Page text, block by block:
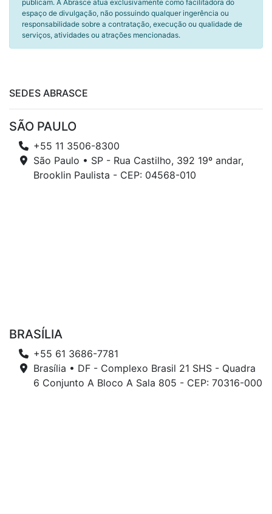
publicam. A Abrasce atua exclusivamente como facilitadora do
espaço de divulgação, não possuindo qualquer ingerência ou
responsabilidade sobre a contratação, execução ou qualidade de
serviços, atividades ou atrações mencionadas.
SEDES ABRASCE
SÃO PAULO
+55 11 3506-8300
São Paulo • SP - Rua Castilho, 392 19º andar,
Brooklin Paulista - CEP: 04568-010
BRASÍLIA
+55 61 3686-7781
Brasília • DF - Complexo Brasil 21 SHS - Quadra
6 Conjunto A Bloco A Sala 805 - CEP: 70316-000